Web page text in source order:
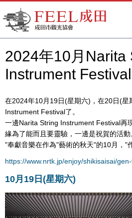
FEEL成田成田市觀光協會官方網
站
2024年10月Narita
Instrument Festival
在2024年10月19日(星期六)，在20日(星
Instrument Festival了。
一邊Narita String Instrument Festival再
緣為了能而且要靈驗，一邊是祝賀的活動
"奉獻音樂在作為"藝術的秋天"的10月，"
https://www.nrtk.jp/enjoy/shikisaisai/
10月19日(星期六)